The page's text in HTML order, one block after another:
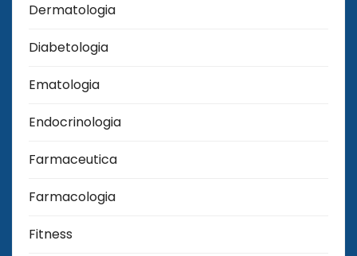
Dermatologia
Diabetologia
Ematologia
Endocrinologia
Farmaceutica
Farmacologia
Fitness